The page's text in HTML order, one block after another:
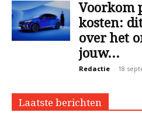
Voorkom
kosten:
over het
jouw...
Redactie - 18
Laatste berichten